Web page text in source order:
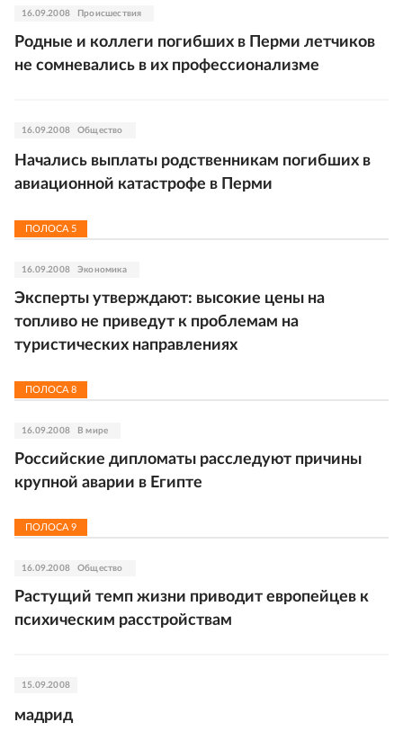
16.09.2008 Происшествия
Родные и коллеги погибших в Перми летчиков
не сомневались в их профессионализме
16.09.2008 Общество
Начались выплаты родственникам погибших в
авиационной катастрофе в Перми
ПОЛОСА 5
16.09.2008 Экономика
Эксперты утверждают: высокие цены на
топливо не приведут к проблемам на
туристических направлениях
ПОЛОСА 8
16.09.2008 В мире
Российские дипломаты расследуют причины
крупной аварии в Египте
ПОЛОСА 9
16.09.2008 Общество
Растущий темп жизни приводит европейцев к
психическим расстройствам
15.09.2008
мадрид